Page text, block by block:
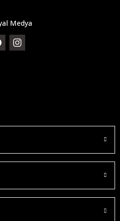
Medya